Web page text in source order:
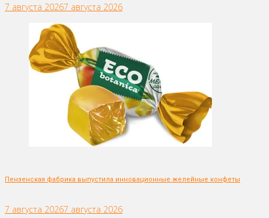
7 августа 20267 августа 2026
Пензенская фабрика выпустила инновационные желейные конфеты
7 августа 20267 августа 2026